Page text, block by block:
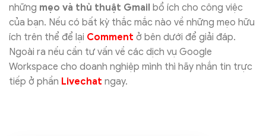
những mẹo và thủ thuật Gmail bổ ích cho công việc
của bạn. Nếu có bất kỳ thắc mắc nào về những mẹo hữu
ích trên thể để lại Comment ở bên dưới để giải đáp.
Ngoài ra nếu cần tư vấn về các dịch vụ Google
Workspace cho doanh nghiệp mình thì hãy nhắn tin trực
tiếp ở phần Livechat ngay.